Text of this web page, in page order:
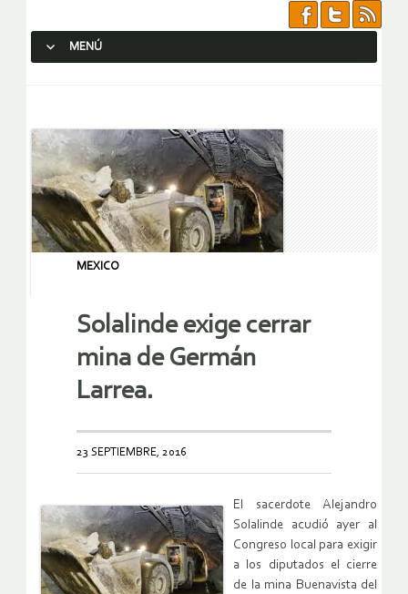
MENÚ
MEXICO
Solalinde exige cerrar
mina de Germán
Larrea.
23 SEPTIEMBRE, 2016
El sacerdote Alejandro
Solalinde acudió ayer al
Congreso local para exigir
a los diputados el cierre
de la mina Buenavista del